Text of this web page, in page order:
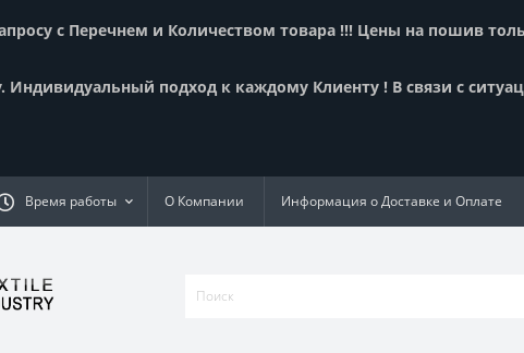
с Перечнем и Количеством товара !!! Цены на пошив
Индивидуальный подход к каждому Клиенту ! В связи с
Время работы О Компании Информация о Доставке и Оплате